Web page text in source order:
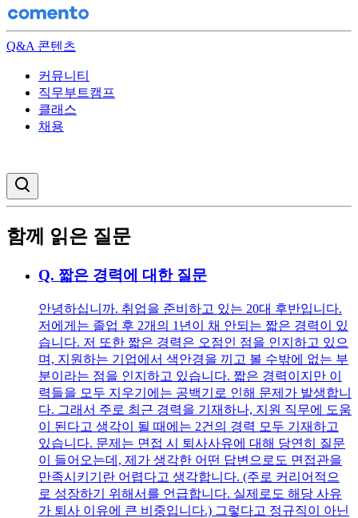
Q&A 콘텐츠
커뮤니티
직무부트캠프
클래스
채용
함께 읽은 질문
Q. 짧은 경력에 대한 질문
안녕하십니까. 취업을 준비하고 있는 20대 후반입니다.
저에게는 졸업 후 2개의 1년이 채 안되는 짧은 경력이 있
습니다. 저 또한 짧은 경력은 오점인 점을 인지하고 있으
며, 지원하는 기업에서 색안경을 끼고 볼 수밖에 없는 부
분이라는 점을 인지하고 있습니다. 짧은 경력이지만 이
력들을 모두 지우기에는 공백기로 인해 문제가 발생합니
다. 그래서 주로 최근 경력을 기재하나, 지원 직무에 도움
이 된다고 생각이 될 때에는 2건의 경력 모두 기재하고
있습니다. 문제는 면접 시 퇴사사유에 대해 당연히 질문
이 들어오는데, 제가 생각한 어떤 답변으로도 면접관을
만족시키기란 어렵다고 생각합니다. (주로 커리어적으
로 성장하기 위해서를 언급합니다. 실제로도 해당 사유
가 퇴사 이유에 큰 비중입니다.) 그렇다고 정규직이 아닌